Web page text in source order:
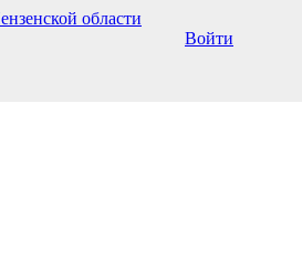
Войти